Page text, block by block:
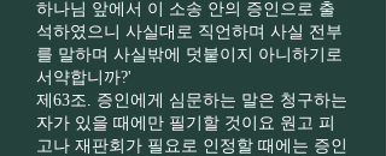
하나님 앞에서 이 소송 안의 증인으로 출
석하였으니 사실대로 직언하며 사실 전부
를 말하며 사실밖에 덧붙이지 아니하기로
서약합니까?'
제63조. 증인에게 심문하는 말은 청구하는
자가 있을 때에만 필기할 것이요 원고 피
고나 재판회가 필요로 인정할 때에는 증인